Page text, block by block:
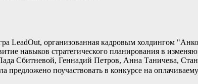
LeadOut, организованная кадровым холдингом
навыков стратегического планирования в
Сбитневой, Геннадий Петров, Анна Таничева,
предложено поучаствовать в конкурсе на